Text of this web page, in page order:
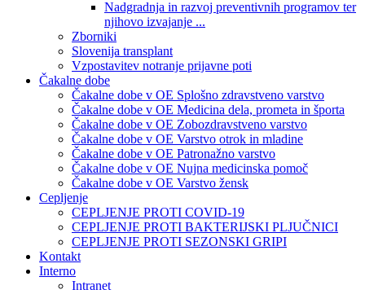
Nadgradnja in razvoj preventivnih programov ter
njihovo izvajanje ...
Zborniki
Slovenija transplant
Vzpostavitev notranje prijavne poti
Čakalne dobe
Čakalne dobe v OE Splošno zdravstveno varstvo
Čakalne dobe v OE Medicina dela, prometa in športa
Čakalne dobe v OE Zobozdravstveno varstvo
Čakalne dobe v OE Varstvo otrok in mladine
Čakalne dobe v OE Patronažno varstvo
Čakalne dobe v OE Nujna medicinska pomoč
Čakalne dobe v OE Varstvo žensk
Cepljenje
CEPLJENJE PROTI COVID-19
CEPLJENJE PROTI BAKTERIJSKI PLJUČNICI
CEPLJENJE PROTI SEZONSKI GRIPI
Kontakt
Interno
Intranet